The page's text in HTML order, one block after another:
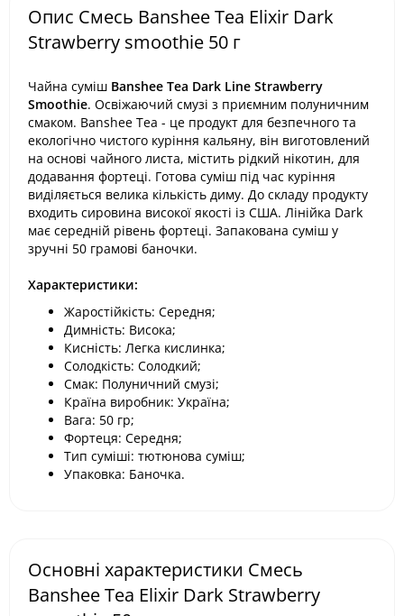
Опис Смесь Banshee Tea Elixir Dark
Strawberry smoothie 50 г
Чайна суміш Banshee Tea Dark Line Strawberry
Smoothie. Освіжаючий смузі з приємним полуничним
смаком. Banshee Tea - це продукт для безпечного та
екологічно чистого куріння кальяну, він виготовлений
на основі чайного листа, містить рідкий нікотин, для
додавання фортеці. Готова суміш під час куріння
виділяється велика кількість диму. До складу продукту
входить сировина високої якості із США. Лінійка Dark
має середній рівень фортеці. Запакована суміш у
зручні 50 грамові баночки.
Характеристики:
Жаростійкість: Середня;
Димність: Висока;
Кисність: Легка кислинка;
Солодкість: Солодкий;
Смак: Полуничний смузі;
Країна виробник: Україна;
Вага: 50 гр;
Фортеця: Середня;
Тип суміші: тютюнова суміш;
Упаковка: Баночка.
Основні характеристики Смесь
Banshee Tea Elixir Dark Strawberry